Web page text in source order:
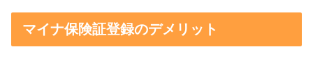
マイナ保険証登録のデメリット